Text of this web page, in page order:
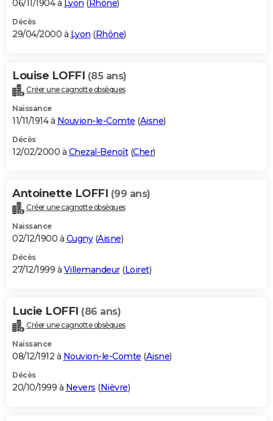
06/11/1904 à Lyon ( Rhône)
Décès
29/04/2000 à Lyon (Rhône)
Louise LOFFI (85 ans)
Créer une cagnotte obsèques
Naissance
11/11/1914 à Nouvion-le-Comte (Aisne)
Décès
12/02/2000 à Chezal-Benoît(Cher)
Antoinette LOFFI (99 ans)
Créer une cagnotte obsèques
Naissance
02/12/1900 à Cugny(Aisne)
Décès
27/12/1999 à Villemandeur(Loiret)
Lucie LOFFI (86 ans)
Créer une cagnotte obsèques
Naissance
08/12/1912 à Nouvion-le-Comte (Aisne)
Décès
20/10/1999 à Nevers (Nièvre)